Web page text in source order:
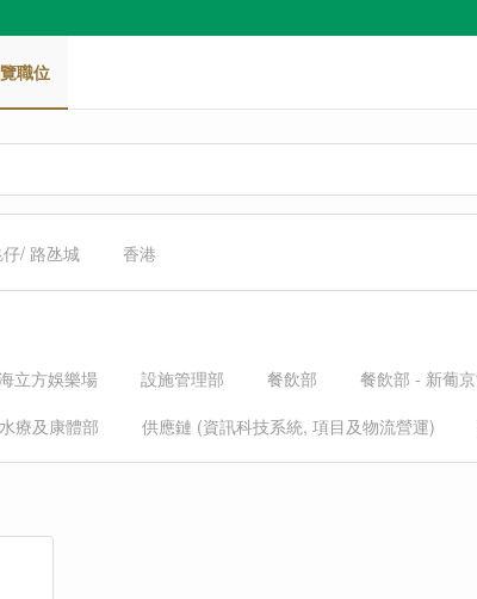
職位
/ 路氹城 香港
立方娛樂場 設施管理部 餐飲部 餐飲部 - 新葡
水療及康體部 供應鏈 (資訊科技系統, 項目及物流營運)